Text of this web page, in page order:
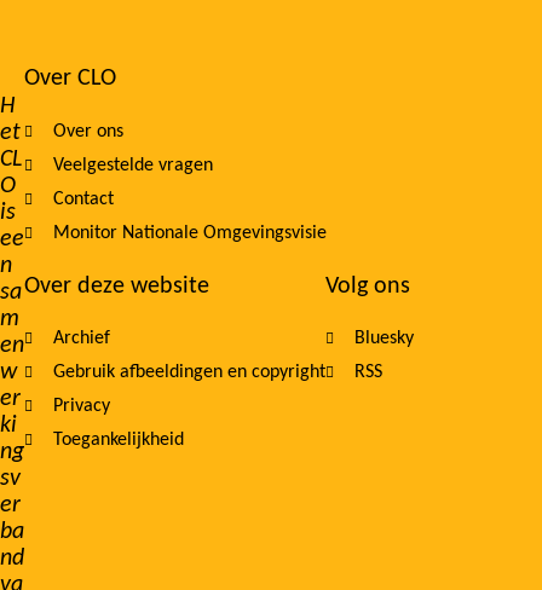
H
et
CL
O
is
ee
n
sa
m
en
w
er
ki
ng
sv
er
ba
nd
Footer
navigation
Over CLO
Over ons
Veelgestelde vragen
Contact
Monitor Nationale Omgevingsvisie
Over deze website
Archief
Gebruik afbeeldingen en copyright
Privacy
Toegankelijkheid
Volg ons
Bluesky
RSS